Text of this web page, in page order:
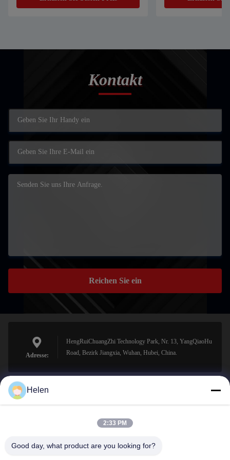
Kontakt
Reichen Sie ein
Adresse:
HengRuiChuangZhi Technology Park, Nr. 13, YangQiaoHu
Road, Bezirk Jiangxia, Wuhan, Hubei, China.
sales@perfectlaser.net
Helen
2:33 PM
Good day, what product are you looking for?